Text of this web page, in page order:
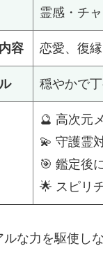
霊感・チ
容 恋愛、復
穏やかで
🔮 高次元
💫 守護霊
🎯 鑑定後
🌟 スピリ
な力を駆使しな